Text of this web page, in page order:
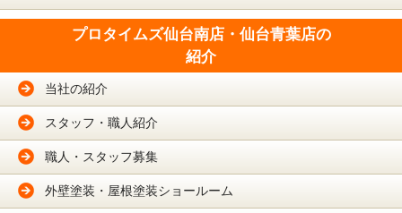
プロタイムズ仙台南店・仙台青葉店の
紹介
当社の紹介
スタッフ・職人紹介
職人・スタッフ募集
外壁塗装・屋根塗装ショールーム